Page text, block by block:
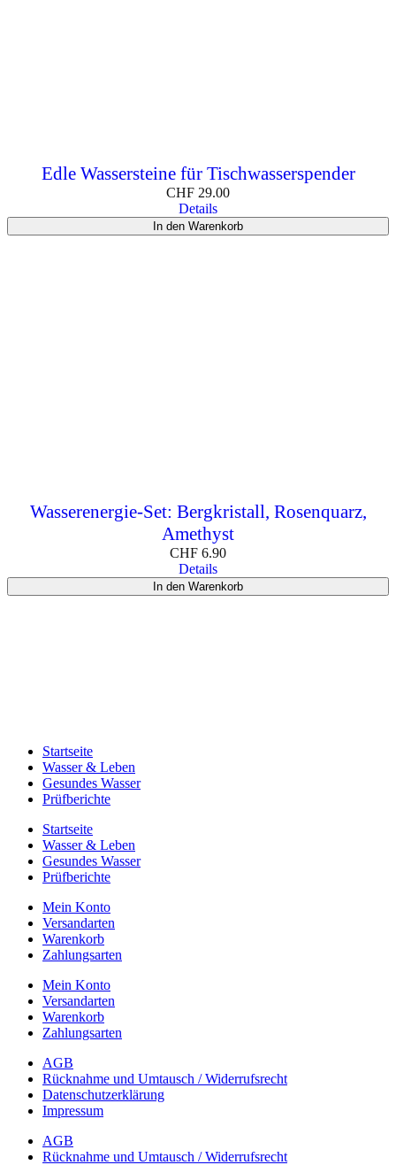
Edle Wassersteine für Tischwasserspender
CHF 29.00
Details
In den Warenkorb
Wasserenergie-Set: Bergkristall, Rosenquarz,
Amethyst
CHF 6.90
Details
In den Warenkorb
Startseite
Wasser & Leben
Gesundes Wasser
Prüfberichte
Startseite
Wasser & Leben
Gesundes Wasser
Prüfberichte
Mein Konto
Versandarten
Warenkorb
Zahlungsarten
Mein Konto
Versandarten
Warenkorb
Zahlungsarten
AGB
Rücknahme und Umtausch / Widerrufsrecht
Datenschutzerklärung
Impressum
AGB
Rücknahme und Umtausch / Widerrufsrecht